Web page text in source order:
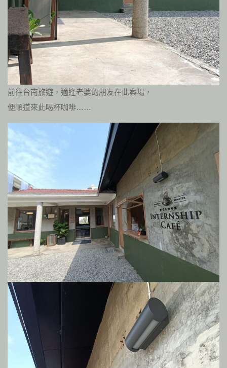
前往台南旅遊，適逢老婆的朋友在此案場，
便順道來此喝杯咖啡……